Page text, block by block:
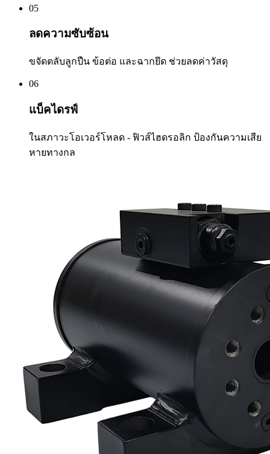
05
ลดความซับซ้อน
ขจัดตลับลูกปืน ข้อต่อ และฉากยึด ช่วยลดค่าวัสดุ
06
แบ็คไดรฟ์
ในสภาวะโอเวอร์โหลด - ฟิวส์ไฮดรอลิก ป้องกันความเสีย
หายทางกล